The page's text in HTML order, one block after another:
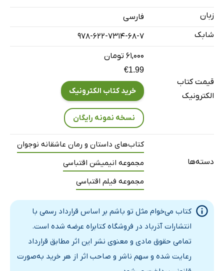
زبان
فارسی
شابک
978-622-7314-68-7
قیمت کتاب
الکترونیک
۶۱,۰۰۰ تومان
€1.99
خرید کتاب الکترونیک
نسخه نمونه رایگان
دسته‌ها
کتاب‌های داستان و رمان عاشقانه نوجوان
مجموعه انیمیشن اقتباسی
مجموعه فیلم اقتباسی
کتاب می‌خوام مثل تو باشم بر اساس قرارداد رسمی با
انتشارات آذرباد در فروشگاه کتابراه عرضه شده است.
تمامی حقوق مادی و معنوی نشر این اثر مطابق قرارداد
رعایت شده و سهم ناشر و صاحب اثر از هر خرید به‌صورت